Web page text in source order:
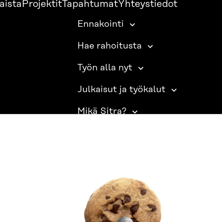
ProjektitTapahtumatYhteystiedot
Ennakointi
Hae rahoitusta
Työn alla nyt
Julkaisut ja työkalut
Mikä Sitra?
SITRA SOSIAALISESSA MEDIASSA